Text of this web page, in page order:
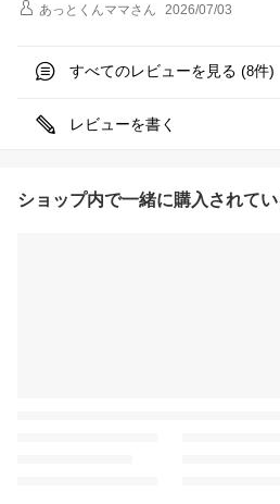
あっとくんママさん 2026/07/03
すべてのレビューを見る (8件)
レビューを書く
ショップ内で一緒に購入されて